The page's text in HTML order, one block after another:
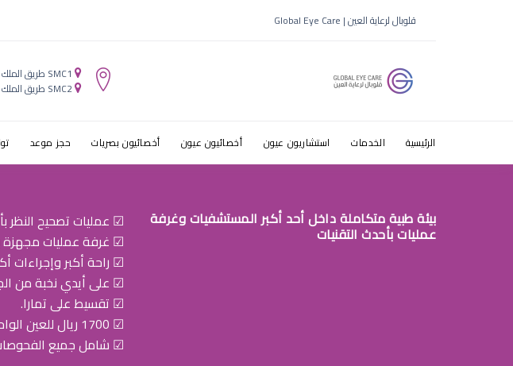
ضعف نظر
قلوبال لرعاية العين | Global Eye Care
SMC1 طريق الملك فهد - الرياض
SMC2 طريق الملك عبدالله - الرياض
الرئيسية الخدمات استشاريون عيون أخصائيون عيون أخصائيون بصريات حجز موعد
بيئة طبية متكاملة داخل أحد أكبر المستشفيات وغرفة
عمليات بأحدث التقنيات
☑ عمليات تصحيح النظر
☑ غرفة عمليات مجهزة
☑ راحة أكبر وإجراءات
☑ على أيدي نخبة من
☑ تقسيط على تمارا.
☑ 1700 ريال للعين الواحدة.
☑ شامل جميع